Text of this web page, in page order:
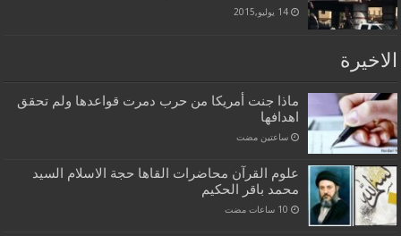
14 يوليو,2015
الاخيرة
ماذا جنت أمريكا من حرب دمرت قواعدها ولم تحقق
اهدافها
‏ساعتين مضت
علوم القرآن محاضرات القاها حجة الاسلام السيد
محمد باقر الحكيم